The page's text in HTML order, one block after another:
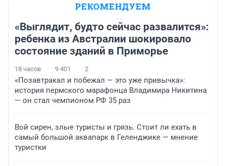
РЕКОМЕНДУЕМ
«Выглядит, будто сейчас развалится»:
ребенка из Австралии шокировало
состояние зданий в Приморье
18 часов 9 401 2
«Позавтракал и побежал — это уже привычка»:
история пермского марафонца Владимира Никитина
— он стал чемпионом РФ 35 раз
Вой сирен, злые туристы и грязь. Стоит ли ехать в
самый большой аквапарк в Геленджике — мнение
туристки